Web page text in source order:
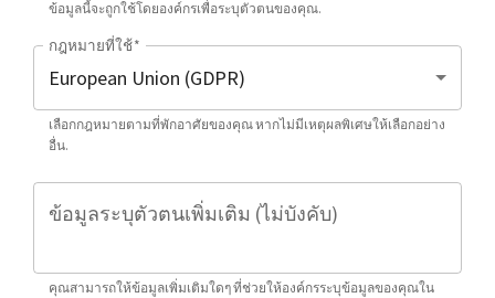
ข้อมูลนี้จะถูกใช้โดยองค์กรเพื่อระบุตัวตนของคุณ.
กฎหมายที่ใช้*
เลือกกฎหมายตามที่พักอาศัยของคุณ หากไม่มีเหตุผลพิเศษให้เลือกอย่าง
อื่น.
ข้อมูลระบุตัวตนเพิ่มเติม (ไม่บังคับ)
คุณสามารถให้ข้อมูลเพิ่มเติมใดๆ ที่ช่วยให้องค์กรระบุข้อมูลของคุณใน